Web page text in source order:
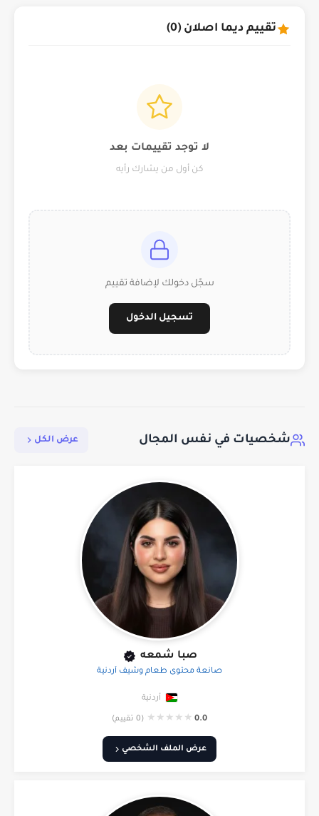
تقييم ديما اصلان (0)
لا توجد تقييمات بعد
كن أول من يشارك رأيه
سجّل دخولك لإضافة تقييم
تسجيل الدخول
شخصيات في نفس المجال عرض الكل
صبا شمعه
صانعة محتوى طعام وشيف أردنية
أردنية
0.0
★
★
★
★
★ (0 تقييم)
عرض الملف الشخصي